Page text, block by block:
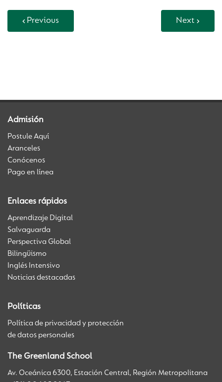
Previous Next
Admisión
Postule Aquí
Aranceles
Conócenos
Pago en línea
Enlaces rápidos
Aprendizaje Digital
Salvaguarda
Perspectiva Global
Bilingüismo
Inglés Intensivo
Noticias destacadas
Políticas
Política de privacidad y protección
de datos personales
The Greenland School
Av. Oceánica 6300, Estación Central, Región Metropolitana